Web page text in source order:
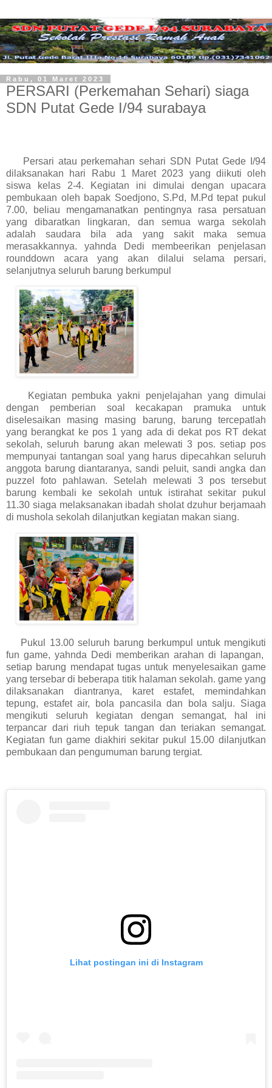
Rabu, 01 Maret 2023
PERSARI (Perkemahan Sehari) siaga
SDN Putat Gede I/94 surabaya
Persari atau perkemahan sehari SDN Putat Gede I/94
dilaksanakan hari Rabu 1 Maret 2023 yang diikuti oleh
siswa kelas 2-4. Kegiatan ini dimulai dengan upacara
pembukaan oleh bapak Soedjono, S.Pd, M.Pd tepat pukul
7.00, beliau mengamanatkan pentingnya rasa persatuan
yang dibaratkan lingkaran, dan semua warga sekolah
adalah saudara bila ada yang sakit maka semua
merasakkannya. yahnda Dedi membeerikan penjelasan
rounddown acara yang akan dilalui selama persari,
selanjutnya seluruh barung berkumpul
Kegiatan pembuka yakni penjelajahan yang dimulai
dengan pemberian soal kecakapan pramuka untuk
diselesaikan masing masing barung, barung tercepatlah
yang berangkat ke pos 1 yang ada di dekat pos RT dekat
sekolah, seluruh barung akan melewati 3 pos. setiap pos
mempunyai tantangan soal yang harus dipecahkan seluruh
anggota barung diantaranya, sandi peluit, sandi angka dan
puzzel foto pahlawan. Setelah melewati 3 pos tersebut
barung kembali ke sekolah untuk istirahat sekitar pukul
11.30 siaga melaksanakan ibadah sholat dzuhur berjamaah
di mushola sekolah dilanjutkan kegiatan makan siang.
Pukul 13.00 seluruh barung berkumpul untuk mengikuti
fun game, yahnda Dedi memberikan arahan di lapangan,
setiap barung mendapat tugas untuk menyelesaikan game
yang tersebar di beberapa titik halaman sekolah. game yang
dilaksanakan diantranya, karet estafet, memindahkan
tepung, estafet air, bola pancasila dan bola salju. Siaga
mengikuti seluruh kegiatan dengan semangat, hal ini
terpancar dari riuh tepuk tangan dan teriakan semangat.
Kegiatan fun game diakhiri sekitar pukul 15.00 dilanjutkan
pembukaan dan pengumuman barung tergiat.
Lihat postingan ini di Instagram